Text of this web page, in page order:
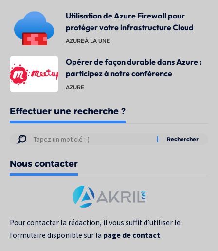
Utilisation de Azure Firewall pour
protéger votre infrastructure Cloud
AZUREÀ LA UNE
Opérer de façon durable dans Azure :
participez à notre conférence
AZURE
Effectuer une recherche ?
Résultats
votre
recherche
Nous contacter
Pour contacter la rédaction, il vous suffit d’utiliser le
formulaire disponible sur la page de contact.